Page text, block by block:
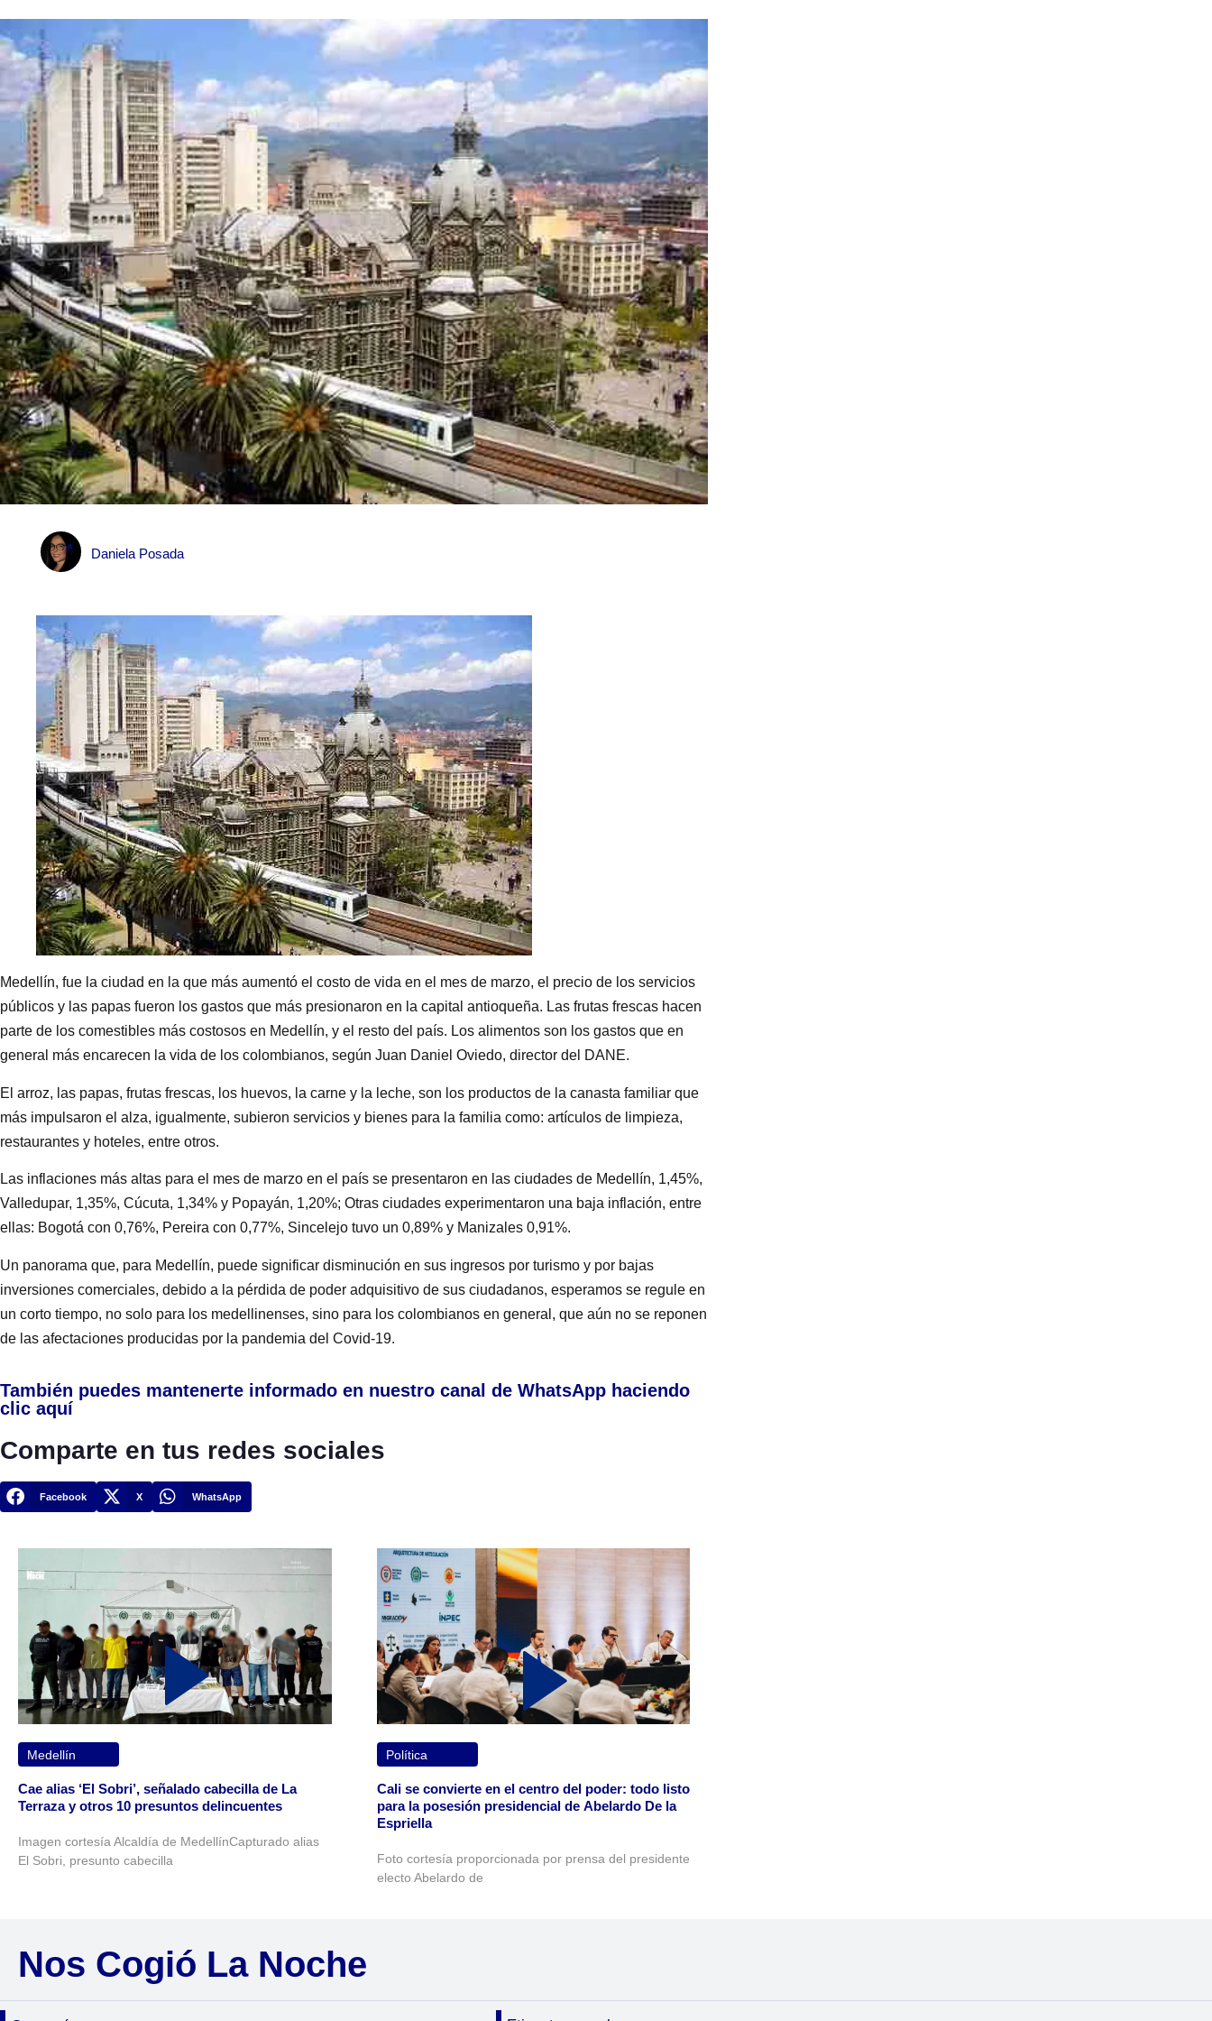
Daniela Posada
Medellín, fue la ciudad en la que más aumentó el costo de vida en el mes de marzo, el precio de los servicios
públicos y las papas fueron los gastos que más presionaron en la capital antioqueña. Las frutas frescas hacen
parte de los comestibles más costosos en Medellín, y el resto del país. Los alimentos son los gastos que en
general más encarecen la vida de los colombianos, según Juan Daniel Oviedo, director del DANE.
El arroz, las papas, frutas frescas, los huevos, la carne y la leche, son los productos de la canasta familiar que
más impulsaron el alza, igualmente, subieron servicios y bienes para la familia como: artículos de limpieza,
restaurantes y hoteles, entre otros.
Las inflaciones más altas para el mes de marzo en el país se presentaron en las ciudades de Medellín, 1,45%,
Valledupar, 1,35%, Cúcuta, 1,34% y Popayán, 1,20%; Otras ciudades experimentaron una baja inflación, entre
ellas: Bogotá con 0,76%, Pereira con 0,77%, Sincelejo tuvo un 0,89% y Manizales 0,91%.
Un panorama que, para Medellín, puede significar disminución en sus ingresos por turismo y por bajas
inversiones comerciales, debido a la pérdida de poder adquisitivo de sus ciudadanos, esperamos se regule en
un corto tiempo, no solo para los medellinenses, sino para los colombianos en general, que aún no se reponen
de las afectaciones producidas por la pandemia del Covid-19.
También puedes mantenerte informado en nuestro canal de WhatsApp haciendo
clic aquí
Comparte en tus redes sociales
Facebook X WhatsApp
Medellín
Cae alias ‘El Sobri’, señalado cabecilla de La
Terraza y otros 10 presuntos delincuentes
Imagen cortesía Alcaldía de MedellínCapturado alias
El Sobri, presunto cabecilla
Política
Cali se convierte en el centro del poder: todo listo
para la posesión presidencial de Abelardo De la
Espriella
Foto cortesía proporcionada por prensa del presidente
electo Abelardo de
Nos Cogió La Noche